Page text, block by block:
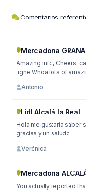
Comentarios
Mercadona
Amazing info, Cheers.
ligne Whoa lots of
Antonio
Lidl Alcalá la Real
Hola me gustaría saber
gracias y un saludo
Verónica
Mercadona
You actually reported